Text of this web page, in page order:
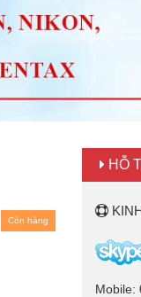
Còn hàng
HỖ
Mobile: